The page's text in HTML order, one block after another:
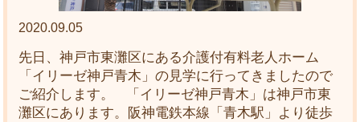
2020.09.05
先日、神戸市東灘区にある介護付有料老人ホーム
「イリーゼ神戸青木」の見学に行ってきましたので
ご紹介します。 「イリーゼ神戸青木」は神戸市東
灘区にあります。阪神電鉄本線「青木駅」より徒歩